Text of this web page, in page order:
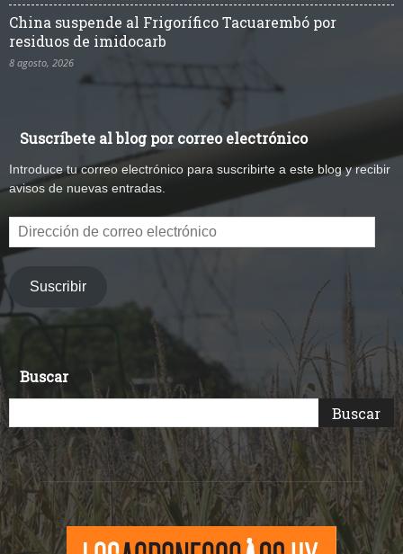
China suspende al Frigorífico Tacuarembó por
residuos de imidocarb
8 agosto, 2026
Suscríbete al blog por correo electrónico
Introduce tu correo electrónico para suscribirte a este blog y recibir
avisos de nuevas entradas.
Dirección
de
electrónico
Suscribir
Buscar